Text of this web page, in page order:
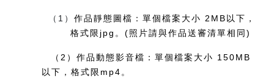
（1） 作品靜態圖檔：單個檔案大小 2MB以下，
格式限jpg。 (照片請與作品送審清單相同)
（2）作品動態影音檔：單個檔案大小 150MB
以下，格式限mp4。